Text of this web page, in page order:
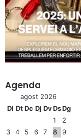
Agenda
agost 2026
Dl Dt Dc Dj DvDsDg
1
2
3
4 5 6 7 8
9